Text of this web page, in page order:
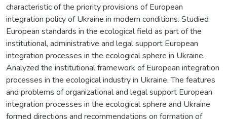
characteristic of the priority provisions of European
integration policy of Ukraine in modern conditions. Studied
European standards in the ecological field as part of the
institutional, administrative and legal support European
integration processes in the ecological sphere in Ukraine.
Analyzed the institutional framework of European integration
processes in the ecological industry in Ukraine. The features
and problems of organizational and legal support European
integration processes in the ecological sphere and Ukraine
formed directions and recommendations on formation of